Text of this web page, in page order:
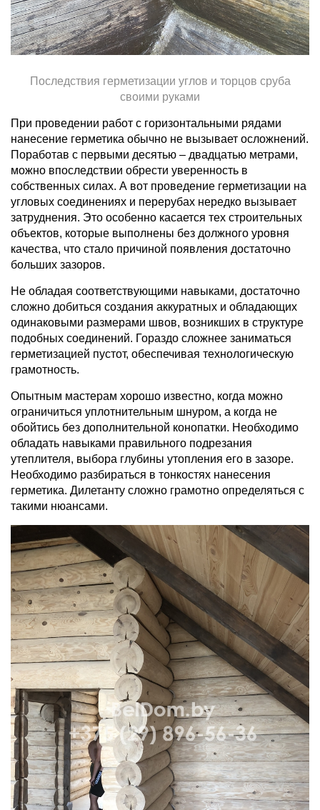
Последствия герметизации углов и торцов сруба
своими руками
При проведении работ с горизонтальными рядами
нанесение герметика обычно не вызывает осложнений.
Поработав с первыми десятью – двадцатью метрами,
можно впоследствии обрести уверенность в
собственных силах. А вот проведение герметизации на
угловых соединениях и перерубах нередко вызывает
затруднения. Это особенно касается тех строительных
объектов, которые выполнены без должного уровня
качества, что стало причиной появления достаточно
больших зазоров.
Не обладая соответствующими навыками, достаточно
сложно добиться создания аккуратных и обладающих
одинаковыми размерами швов, возникших в структуре
подобных соединений. Гораздо сложнее заниматься
герметизацией пустот, обеспечивая технологическую
грамотность.
Опытным мастерам хорошо известно, когда можно
ограничиться уплотнительным шнуром, а когда не
обойтись без дополнительной конопатки. Необходимо
обладать навыками правильного подрезания
утеплителя, выбора глубины утопления его в зазоре.
Необходимо разбираться в тонкостях нанесения
герметика. Дилетанту сложно грамотно определяться с
такими нюансами.